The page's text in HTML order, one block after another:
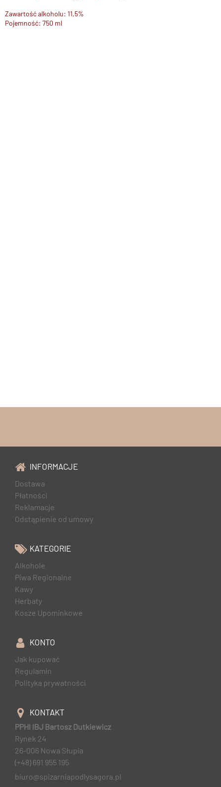
Zawartość alkoholu: 11,5%
Pojemność: 750 ml
INFORMACJE
Dostawa
Płatności
Reklamacje
Odstąpienie od umowy
KATEGORIE
Alkohole
Piwa Regionalne
Kawy
Herbaty
Kosze Upominkowe
KONTO
Jak kupować
Regulamin
Polityka prywatności
KONTAKT
PPHI IBJ Bartosz Dutkiewicz
Rynek 24
26-006 Nowa Słupia
(+48) 691 955 195
biuro@spizarniapodlysagora.pl